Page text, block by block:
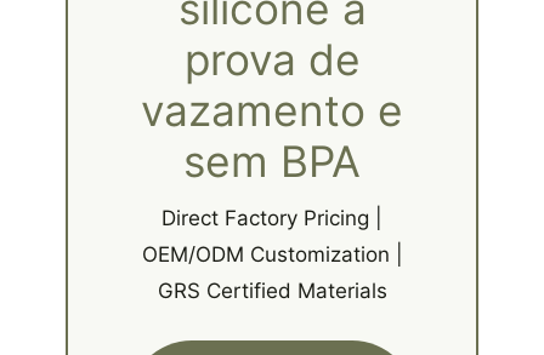
prova de
vazamento e
sem BPA
Direct Factory Pricing |
OEM/ODM Customization |
GRS Certified Materials